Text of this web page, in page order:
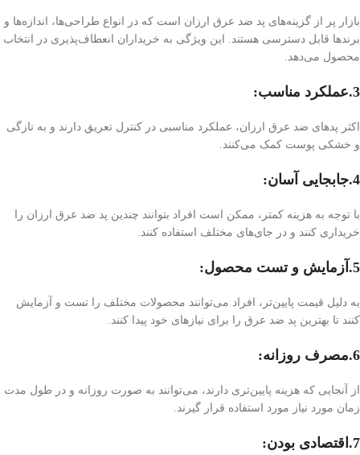
بازار پر از گزینه‌های پد ضد عرق ارزان است که در انواع طراحی‌ها، اندازه‌ها و
برندها قابل دسترسی هستند. این ویژگی به خریداران انعطاف‌پذیری در انتخاب
محصول می‌دهد.
3.عملکرد مناسب:
اکثر پد‌های ضد عرق ارزان، عملکرد مناسبی در کنترل تعریق دارند و به تازگی
و خشکی پوست کمک می‌کنند.
4.جابجایی آسان:
با توجه به هزینه کمتر، ممکن است افراد بتوانند چندین پد ضد عرق ارزان را
خریداری کنند و در جای‌های مختلف استفاده کنند.
5.آزمایش و تست محصول:
به دلیل قیمت پایین‌تر، افراد می‌توانند محصولات مختلف را تست و آزمایش
کنند تا بهترین پد ضد عرق را برای نیازهای خود پیدا کنند.
6.مصرف روزانه:
از آنجایی که هزینه پایین‌تری دارند، می‌توانند به صورت روزانه و در طول مدت
زمان مورد نیاز مورد استفاده قرار گیرند.
7.اقتصادی بودن: